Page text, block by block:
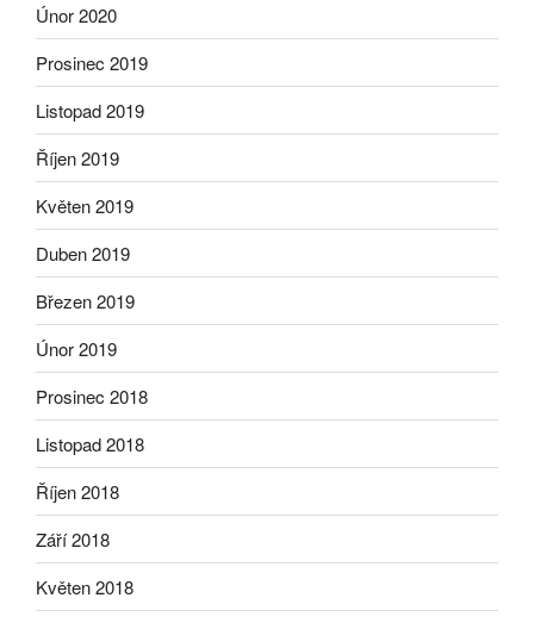
Únor 2020
Prosinec 2019
Listopad 2019
Říjen 2019
Květen 2019
Duben 2019
Březen 2019
Únor 2019
Prosinec 2018
Listopad 2018
Říjen 2018
Září 2018
Květen 2018